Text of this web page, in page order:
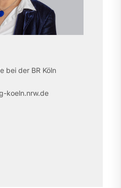
bei der BR Köln
koeln.nrw.de